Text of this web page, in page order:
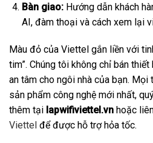
Bàn giao:Hướng dẫn khách
AI, đàm thoại và cách xem lại
Màu đỏ của Viettel gắn liền với
tim”. Chúng tôi không chỉ bán
an tâm cho ngôi nhà của bạn.
sản phẩm công nghệ mới nhất,
thêm tại lapwifiviettel.vn hoặc
Viettel để được hỗ trợ hỏa tốc.